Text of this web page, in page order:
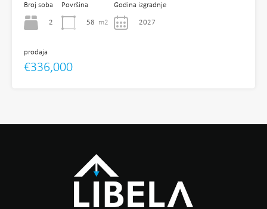
Broj soba
2
Površina
58 m2
Godina izgradnje
2027
prodaja
€336,000